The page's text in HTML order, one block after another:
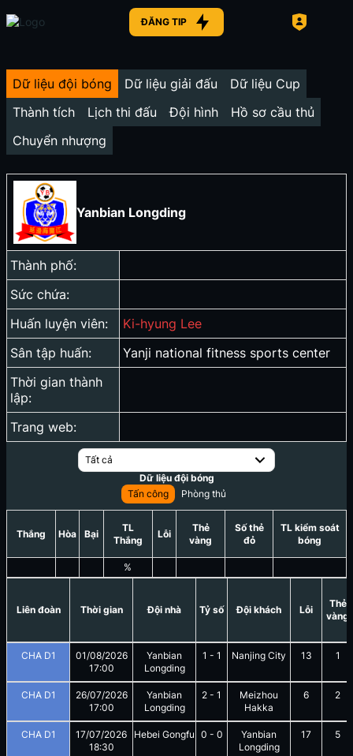
ĐĂNG TIP
Dữ liệu đội bóng Dữ liệu giải đấu
Dữ liệu Cup
Thành tích
Lịch thi đấu Đội hình
Hồ sơ cầu thủ
Chuyển nhượng
Yanbian Longding
Thành phố:
Sức chứa:
Huấn luyện viên:
Ki-hyung Lee
Sân tập huấn:
Yanji national fitness sports center
Thời gian thành
lập:
Trang web:
Tất cả
Dữ liệu đội bóng
Tấn công
Phòng thủ
Thắng Hòa Bại
TL
Thắng
%
Lỗi
Thẻ
vàng
Số thẻ
đỏ
TL kiểm soát
bóng
Liên đoàn Thời gian Đội nhà Tỷ số Đội khách Lỗi
Thẻ
vàng
CHA D1
01/08/2026
17:00
Yanbian
Longding
1 - 1 Nanjing City 13 1
CHA D1
26/07/2026
17:00
Yanbian
Longding
2 - 1
Meizhou
Hakka
6 2
CHA D1
17/07/2026
18:30
Hebei Gongfu 0 - 0
Yanbian
Longding
17 5